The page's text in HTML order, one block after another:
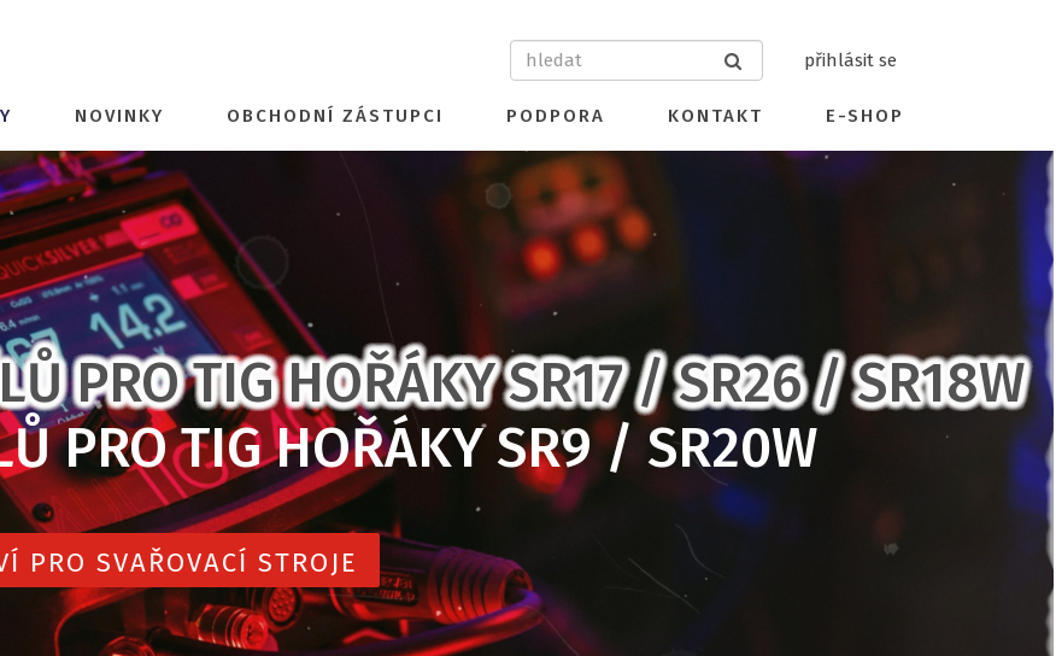
přihlásit se
NOVINKY OBCHODNÍ ZÁSTUPCI PODPORA KONTAKT E-SHOP
PRO TIG HOŘÁKY SR17 / SR26 / SR18W
PRO TIG HOŘÁKY SR9 / SR20W
PRO SVAŘOVACÍ STROJE